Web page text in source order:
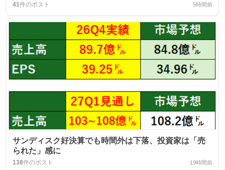
41件のポスト 5時間前
サンディスク好決算でも時間外は下落、投資家は「売
られた」感に
138件のポスト 19時間前